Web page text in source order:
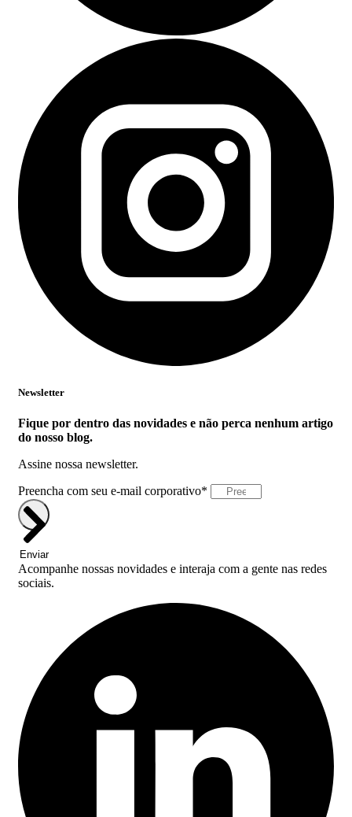
Newsletter
Fique por dentro das novidades e não perca nenhum artigo
do nosso blog.
Assine nossa newsletter.
Preencha com seu e-mail corporativo*
Enviar
Acompanhe nossas novidades e interaja com a gente nas redes
sociais.